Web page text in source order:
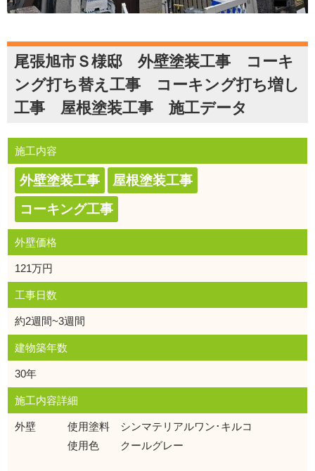
尾張旭市Ｓ様邸 外壁塗装工事 コーキ
ング打ち替え工事 コーキング打ち増し
工事 屋根塗装工事 施工データ
施工内容
外壁塗装工事
屋根塗装工事
コーキング工事
外壁価格
121万円
工事日数
約2週間~3週間
建物築年数
30年
施工内容詳細
外壁 使用塗料 シンマテリアルワン･キルコ
使用色 クールグレー